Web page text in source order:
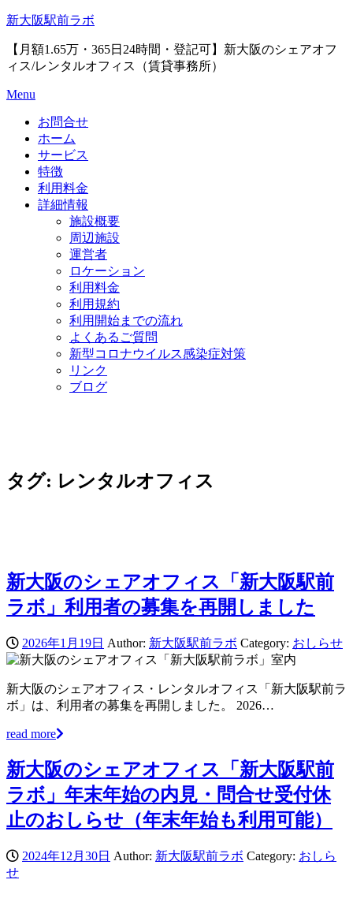
Skip
content
新大阪駅前ラボ
【月額1.65万・365日24時間・登記可】新大阪のシェアオフ
ィス/レンタルオフィス（賃貸事務所）
Menu
お問合せ
ホーム
サービス
特徴
利用料金
詳細情報
施設概要
周辺施設
運営者
ロケーション
利用料金
利用規約
利用開始までの流れ
よくあるご質問
新型コロナウイルス感染症対策
リンク
ブログ
タグ: レンタルオフィス
新大阪のシェアオフィス「新大阪駅前
ラボ」利用者の募集を再開しました
2026年1月19日 Author: 新大阪駅前ラボ Category: おしらせ
新大阪のシェアオフィス・レンタルオフィス「新大阪駅前ラ
ボ」は、利用者の募集を再開しました。 2026…
read more
新大阪のシェアオフィス「新大阪駅前
ラボ」年末年始の内見・問合せ受付休
止のおしらせ（年末年始も利用可能）
2024年12月30日 Author: 新大阪駅前ラボ Category: おしら
せ